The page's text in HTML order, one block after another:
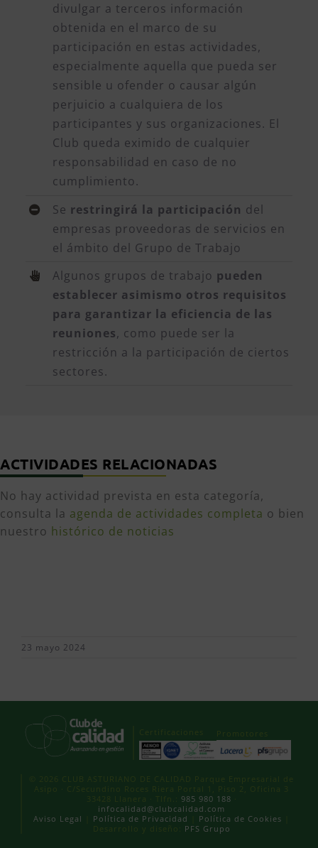
divulgar a terceros información
obtenida en el marco de su
participación en estas actividades,
especialmente aquella que pueda ser
sensible u ofender o causar algún
perjuicio a cualquiera de los
participantes y sus organizaciones. El
Club queda eximido de cualquier
responsabilidad en caso de no
cumplimiento.
Se restringirá la participación del
empresas proveedoras de servicios en
el ámbito del Grupo de Trabajo
Algunos grupos de trabajo pueden
establecer asimismo otros requisitos
para garantizar la eficiencia de las
reuniones, como puede ser la
restricción a la participación de ciertos
sectores.
ACTIVIDADES RELACIONADAS
No hay actividad prevista en esta categoría,
consulta la agenda de actividades completa o bien
nuestro histórico de noticias
23 mayo 2024
Certificaciones Promotores
© 2026 CLUB ASTURIANO DE CALIDAD Parque Empresarial de
Asipo · C/Secundino Roces Riera Portal 1, Piso 2, Oficina 3
33428 Llanera · Tlfn.: 985 980 188
infocalidad@clubcalidad.com
Aviso Legal
Política de Privacidad Política de Cookies
Desarrollo y diseño:
PFS Grupo